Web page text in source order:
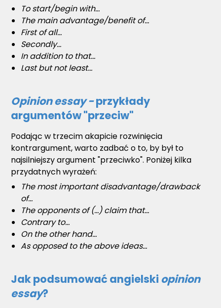
To start/begin with...
The main advantage/benefit of...
First of all...
Secondly...
In addition to that...
Last but not least...
Opinion essay -przykłady
argumentów "przeciw"
Podając w trzecim akapicie rozwinięcia
kontrargument, warto zadbać o to, by był to
najsilniejszy argument "przeciwko". Poniżej kilka
przydatnych wyrażeń:
The most important disadvantage/drawback
of...
The opponents of (...) claim that...
Contrary to...
On the other hand...
As opposed to the above ideas...
Jak podsumować angielski opinion
essay?